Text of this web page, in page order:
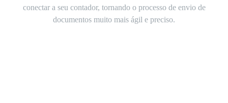
conectar a seu contador, tornando o processo de envio de
documentos muito mais ágil e preciso.